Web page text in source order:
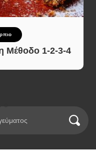
Μέθοδο 1-2-3-4